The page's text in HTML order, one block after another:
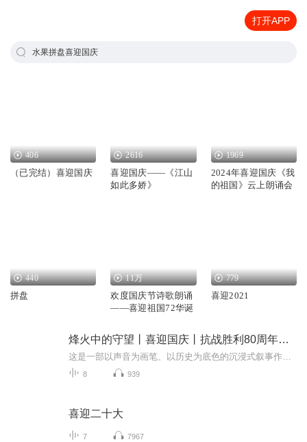
打开APP
水果拼盘喜迎国庆
406
（已完结）喜迎国庆
2616
喜迎国庆——《江山
如此多娇》
1969
2024年喜迎国庆《我
的祖国》云上朗诵会
440
拼盘
11万
欢度国庆节诗歌朗诵
——喜迎祖国72华诞
779
喜迎2021
烽火中的守望丨喜迎国庆丨抗战胜利80周年丨广播剧
8 939
喜迎二十大
7 7967